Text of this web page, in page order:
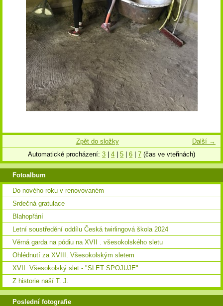
Další →
Zpět do složky
Automatické procházení: 3 4 5 6 7 (čas ve vteřinách)
Fotoalbum
Do nového roku v renovovaném
Srdečná gratulace
Blahopřání
Letní soustředění oddílu Česká twirlingová škola 2024
Věrná garda na pódiu na XVII . všesokolského sletu
Ohlédnutí za XVIII. Všesokolským sletem
XVII. Všesokolský slet - "SLET SPOJUJE"
Z historie naší T. J.
Poslední fotografie